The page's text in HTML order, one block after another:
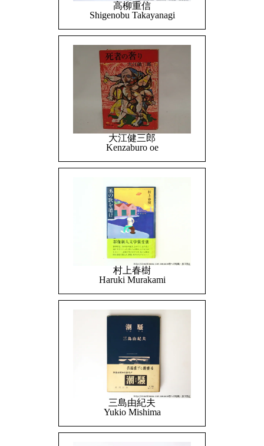
高柳重信
Shigenobu Takayanagi
大江健三郎
Kenzaburo oe
村上春樹
Haruki Murakami
三島由紀夫
Yukio Mishima